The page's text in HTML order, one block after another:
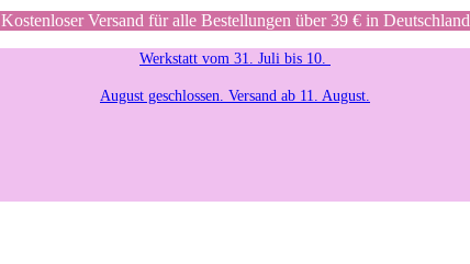
Kostenloser Versand für alle Bestellungen über 39 € in Deutschland
Werkstatt vom 31. Juli bis 10.
August geschlossen. Versand ab 11. August.